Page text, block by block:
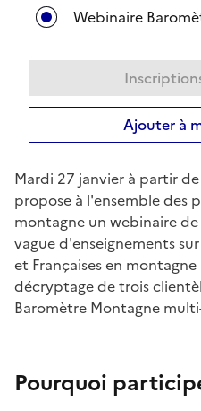
Webinaire
Ajouter à
Mardi 27 janvier à partir
propose à l'ensemble des
montagne un webinaire
vague d'enseignements
et Françaises en
décryptage de trois
Baromètre Montagne
Pourquoi